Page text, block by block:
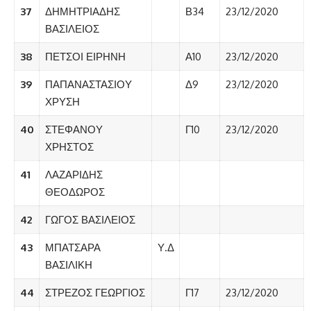
37
ΔΗΜΗΤΡΙΑΔΗΣ
ΒΑΣΙΛΕΙΟΣ
Β34 23/12/2020
38 ΠΕΤΣΟΙ ΕΙΡΗΝΗ Α10 23/12/2020
39
ΠΑΠΑΝΑΣΤΑΣΙΟΥ
ΧΡΥΣΗ
Δ9 23/12/2020
40
ΣΤΕΦΑΝΟΥ
ΧΡΗΣΤΟΣ
Γ10 23/12/2020
41
ΛΑΖΑΡΙΔΗΣ
ΘΕΟΔΩΡΟΣ
42 ΓΩΓΟΣ ΒΑΣΙΛΕΙΟΣ
43
ΜΠΑΤΣΑΡΑ
ΒΑΣΙΛΙΚΗ
Υ.Δ
44 ΣΤΡΕΖΟΣ ΓΕΩΡΓΙΟΣ Γ17 23/12/2020